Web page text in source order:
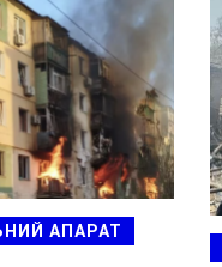
АПАРАТ